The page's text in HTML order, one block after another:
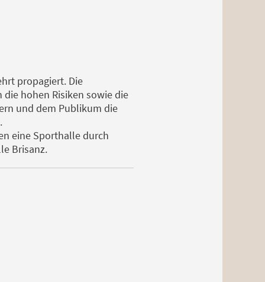
propagiert. Die
hohen Risiken sowie die
und dem Publikum die
eine Sporthalle durch
Brisanz.